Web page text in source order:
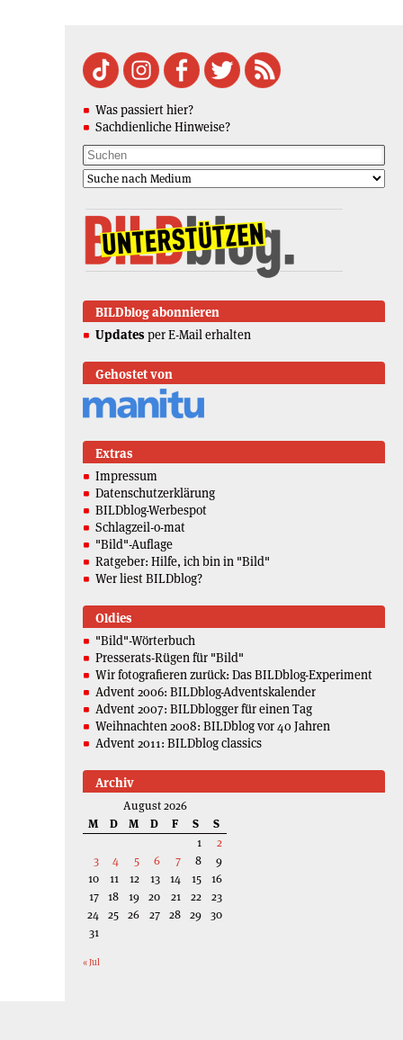
Was passiert hier?
Sachdienliche Hinweise?
BILDblog abonnieren
Updates per E-Mail erhalten
Gehostet von
Extras
Impressum
Datenschutzerklärung
BILDblog-Werbespot
Schlagzeil-o-mat
"Bild"-Auflage
Ratgeber: Hilfe, ich bin in "Bild"
Wer liest BILDblog?
Oldies
"Bild"-Wörterbuch
Presserats-Rügen für "Bild"
Wir fotografieren zurück: Das BILDblog-Experiment
Advent 2006: BILDblog-Adventskalender
Advent 2007: BILDblogger für einen Tag
Weihnachten 2008: BILDblog vor 40 Jahren
Advent 2011: BILDblog classics
Archiv
August 2026
M
D M D F S
S
1
2
3
4 5 6 7 8
9
10
11 12 13 14 15
16
17 18 19 20 21 22
23
24 25 26 27 28 29 30
31
« Jul